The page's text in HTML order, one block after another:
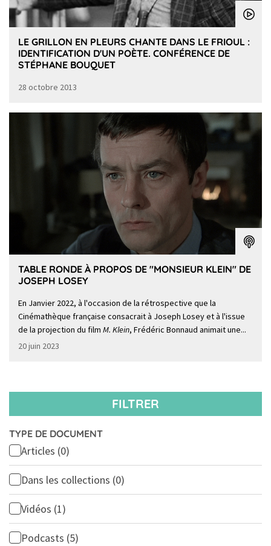
LE GRILLON EN PLEURS CHANTE DANS LE FRIOUL :
IDENTIFICATION D'UN POÈTE. CONFÉRENCE DE
STÉPHANE BOUQUET
28 octobre 2013
TABLE RONDE À PROPOS DE "MONSIEUR KLEIN" DE
JOSEPH LOSEY
En Janvier 2022, à l'occasion de la rétrospective que la
Cinémathèque française consacrait à Joseph Losey et à l'issue
de la projection du film M. Klein, Frédéric Bonnaud animait une...
20 juin 2023
FILTRER
TYPE DE DOCUMENT
Articles (0)
Dans les collections (0)
Vidéos (1)
Podcasts (5)